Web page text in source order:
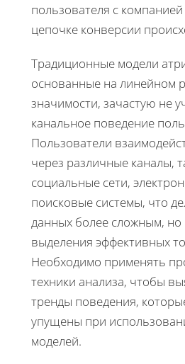
пользователя с
цепочке конверсии
Традиционные модели
основанные на линейном
значимости, зачастую не
канальное поведение
Пользователи
через различные каналы,
социальные сети,
поисковые системы, что
данных более сложным,
выделения эффективных
Необходимо применять
техники анализа, чтобы
тренды поведения,
упущены при
моделей.